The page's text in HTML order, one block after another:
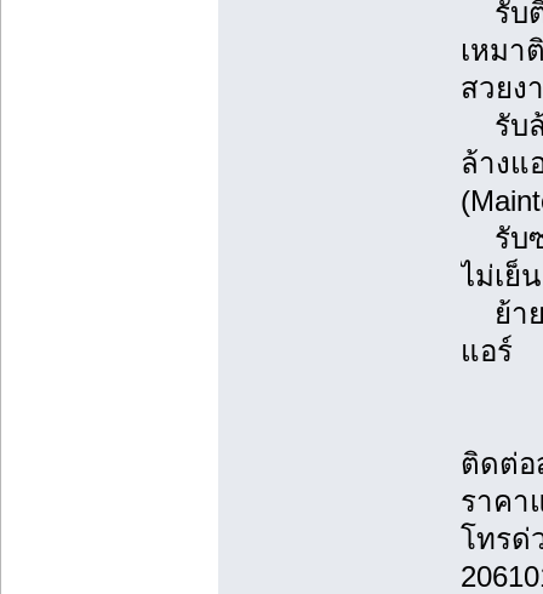
รับติ
เหมา
สวยง
รับล้
ล้างแ
รับซ่
ไม่เย็
ย้าย
แอร์
ติดต่อ
ราคา
โทรด่